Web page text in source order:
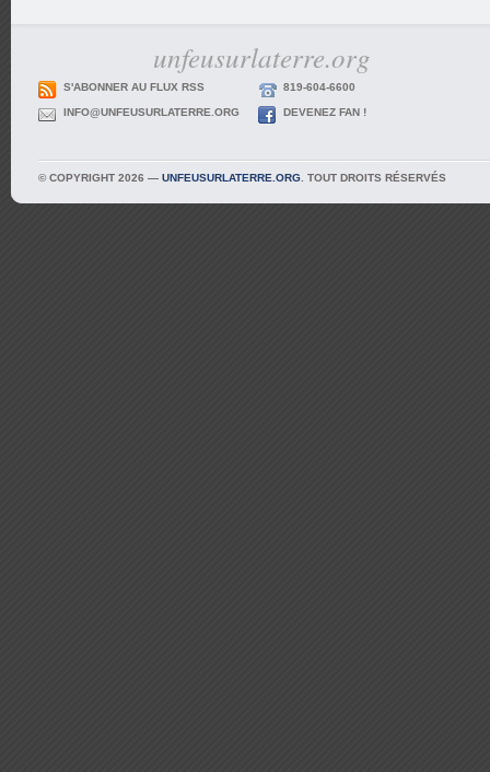
unfeusurlaterre.org
S'ABONNER AU FLUX RSS 819-604-6600
INFO@UNFEUSURLATERRE.ORG DEVENEZ FAN !
© COPYRIGHT 2026 — UNFEUSURLATERRE.ORG . TOUT DROITS RÉSERVÉS